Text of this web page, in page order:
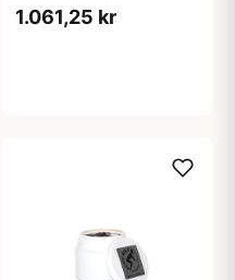
1.061,25 kr